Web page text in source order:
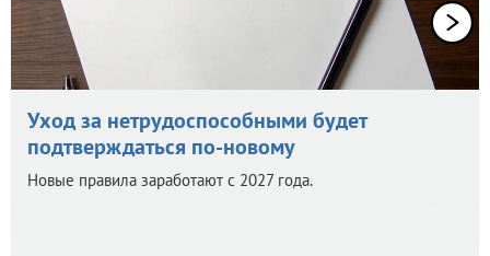
Уход за нетрудоспособными будет
подтверждаться по-новому
Новые правила заработают с 2027 года.